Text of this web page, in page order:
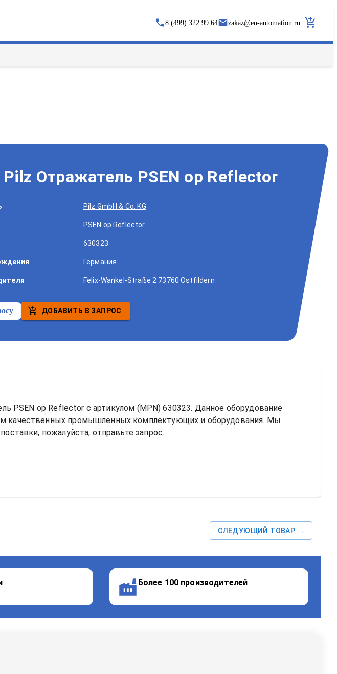
8 (499) 322 99 64 zakaz@eu-automation.ru
Pilz Отражатель PSEN op Reflector
Pilz GmbH & Co. KG
PSEN op Reflector
630323
Германия
Felix-Wankel-Straße 2 73760 Ostfildern
ДОБАВИТЬ В ЗАПРОС
PSEN op Reflector с артикулом (MPN) 630323. Данное оборудование
качественных промышленных комплектующих и оборудования. Мы
пожалуйста, отправьте запрос.
СЛЕДУЮЩИЙ ТОВАР →
Более 100 производителей